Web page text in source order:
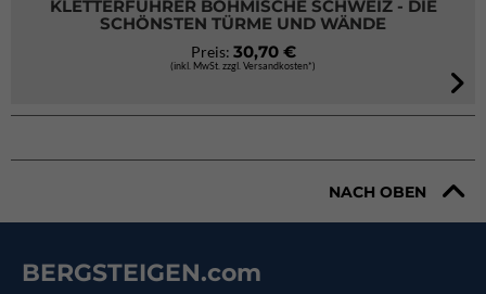
KLETTERFÜHRER BÖHMISCHE SCHWEIZ - DIE
SCHÖNSTEN TÜRME UND WÄNDE
Preis: 30,70 €
(inkl. MwSt. zzgl. Versandkosten*)
NACH OBEN
BERGSTEIGEN.com